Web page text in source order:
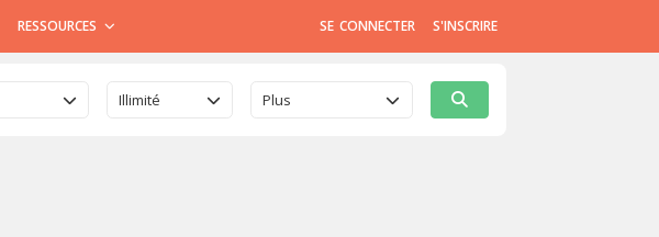
RESSOURCES SE CONNECTER S'INSCRIRE
Illimité Plus